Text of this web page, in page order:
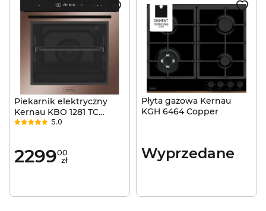
Piekarnik elektryczny
Kernau KBO 1281 TC
Copper Grill Termoobieg
5.0
229900
zł
Płyta gazowa Kernau
KGH 6464 Copper
Wyprzedane